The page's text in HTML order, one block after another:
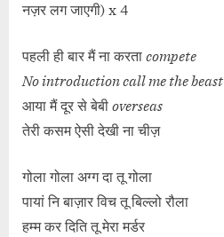
नज़र लग जाएगी) x 4
पहली ही बार मैं ना करता compete
No introduction call me the beast
आया मैं दूर से बेबी overseas
तेरी कसम ऐसी देखी ना चीज़
गोला गोला अग्ग दा तू गोला
पायां नि बाज़ार विच तू बिल्लो रौला
हम्म कर दिति तू मेरा मर्डर